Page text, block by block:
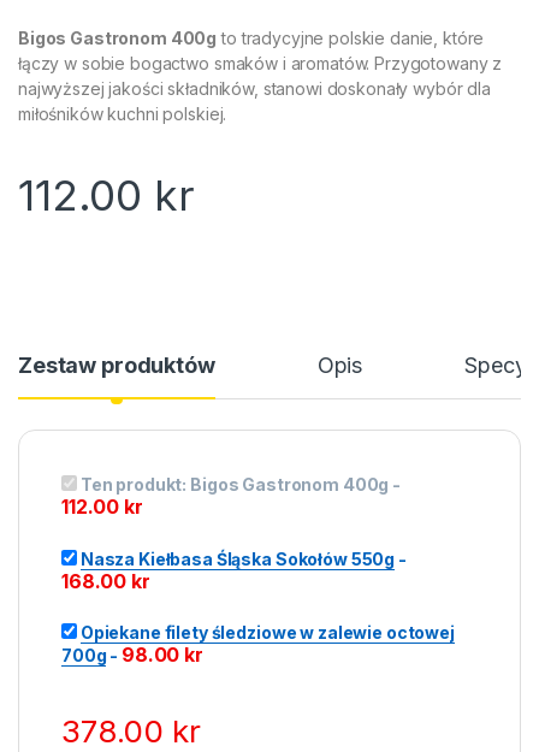
Bigos Gastronom 400g to tradycyjne polskie danie, które
łączy w sobie bogactwo smaków i aromatów. Przygotowany z
najwyższej jakości składników, stanowi doskonały wybór dla
miłośników kuchni polskiej.
112.00 kr
Zestaw produktów Opis
Ten produkt: Bigos Gastronom 400g -
112.00 kr
Nasza Kiełbasa Śląska Sokołów 550g -
168.00 kr
Opiekane filety śledziowe w zalewie octowej
700g - 98.00 kr
378.00 kr